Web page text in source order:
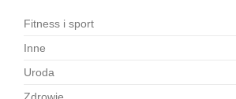
Fitness i sport
Inne
Uroda